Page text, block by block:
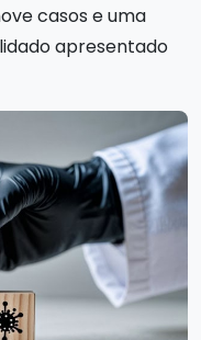
casos e uma
apresentado